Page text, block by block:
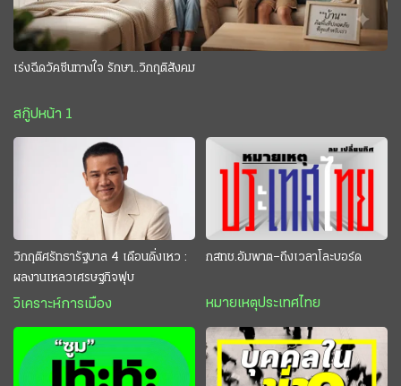
เร่งฉีดวัคซีนทางใจ รักษา..วิกฤติสังคม
สกู๊ปหน้า 1
วิกฤติศรัทธารัฐบาล 4 เดือนดิ่งเหว :
ผลงานเหลวเศรษฐกิจฟุบ
วิเคราะห์การเมือง
กสทช.อัมพาต–ถึงเวลาโละบอร์ด
หมายเหตุประเทศไทย